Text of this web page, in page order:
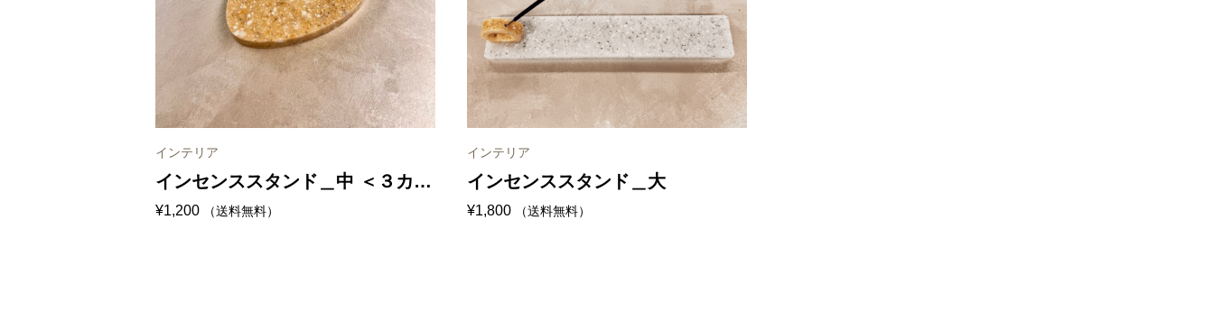
インテリア
インセンススタンド＿中 ＜３カラ
ー＞
¥1,200 （送料無料）
インテリア
インセンススタンド＿大
¥1,800 （送料無料）